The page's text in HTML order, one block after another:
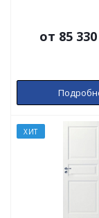
от 85
ХИТ